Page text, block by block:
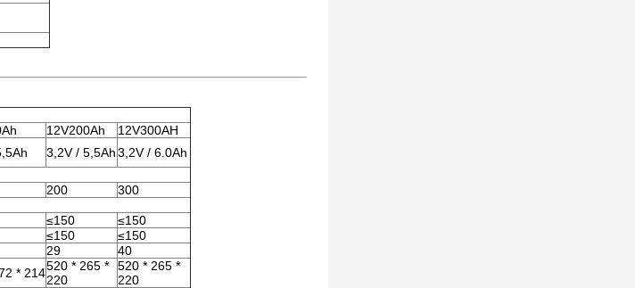
12V200Ah
12V300AH
3,2V / 5,5Ah3,2V / 6.0Ah
200
300
≤150
≤150
≤150
≤150
29
40
* 214520 * 265 *
220
520 * 265 *
220